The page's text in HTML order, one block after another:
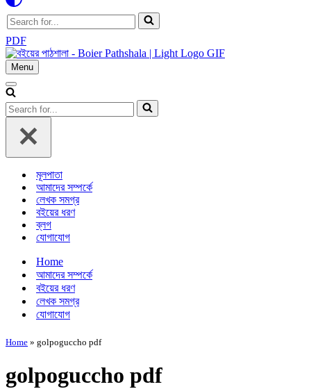
Search
for...
PDF
Menu
Navigation
Navigation
Menu
Search
for...
মূলপাতা
আমাদের সম্পর্কে
লেখক সমগ্র
বইয়ের ধরণ
ব্লগ
যোগাযোগ
Home
আমাদের সম্পর্কে
বইয়ের ধরণ
লেখক সমগ্র
যোগাযোগ
Home » golpoguccho pdf
golpoguccho pdf